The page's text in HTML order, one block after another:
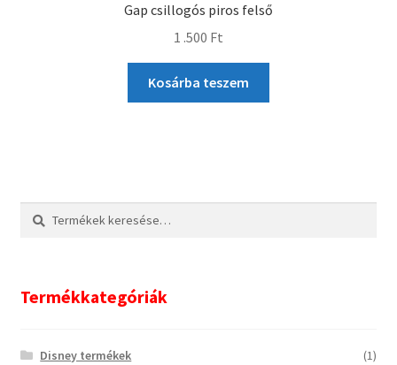
Gap csillogós piros felső
1 .500 Ft
Kosárba teszem
Keresés
Keresés
Termékkategóriák
Disney termékek
(1)